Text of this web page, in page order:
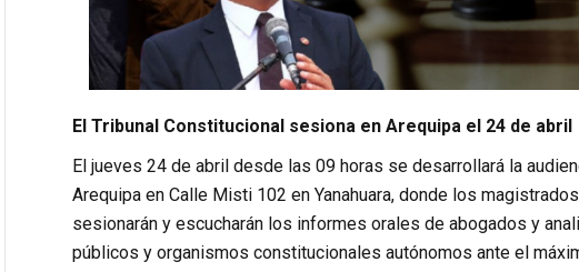
El Tribunal Constitucional sesiona en Arequipa el 24 de abril
El jueves 24 de abril desde las 09 horas se desarrollará la
Arequipa en Calle Misti 102 en Yanahuara, donde los
sesionarán y escucharán los informes orales de abogados y
públicos y organismos constitucionales autónomos ante el